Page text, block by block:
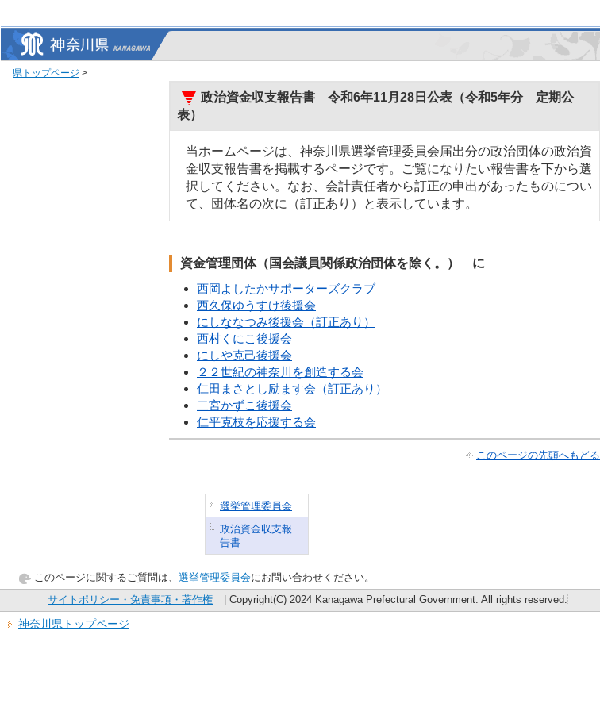
県トップページ >
政治資金収支報告書 令和6年11月28日公表（令和5年分 定期公
表）
当ホームページは、神奈川県選挙管理委員会届出分の政治団体の政治資
金収支報告書を掲載するページです。ご覧になりたい報告書を下から選
択してください。なお、会計責任者から訂正の申出があったものについ
て、団体名の次に（訂正あり）と表示しています。
資金管理団体（国会議員関係政治団体を除く。） に
西岡よしたかサポーターズクラブ
西久保ゆうすけ後援会
にしななつみ後援会（訂正あり）
西村くにこ後援会
にしや克己後援会
２２世紀の神奈川を創造する会
仁田まさとし励ます会（訂正あり）
二宮かずこ後援会
仁平克枝を応援する会
このページの先頭へもどる
選挙管理委員会
政治資金収支報
告書
このページに関するご質問は、 選挙管理委員会にお問い合わせください。
サイトポリシー・免責事項・著作権
| Copyright(C) 2024 Kanagawa Prefectural Government. All rights reserved.
神奈川県トップページ